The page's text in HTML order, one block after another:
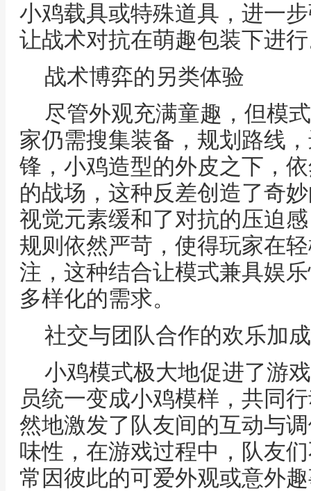
小鸡载具或特殊道具，进一
让战术对抗在萌趣包装下进
战术博弈的另类体验
尽管外观充满童趣，但模
家仍需搜集装备，规划路线
锋，小鸡造型的外皮之下，
的战场，这种反差创造了奇
视觉元素缓和了对抗的压迫
规则依然严苛，使得玩家在
注，这种结合让模式兼具娱
多样化的需求。
社交与团队合作的欢乐加成
小鸡模式极大地促进了游
员统一变成小鸡模样，共同
然地激发了队友间的互动与
味性，在游戏过程中，队友
常因彼此的可爱外观或意外